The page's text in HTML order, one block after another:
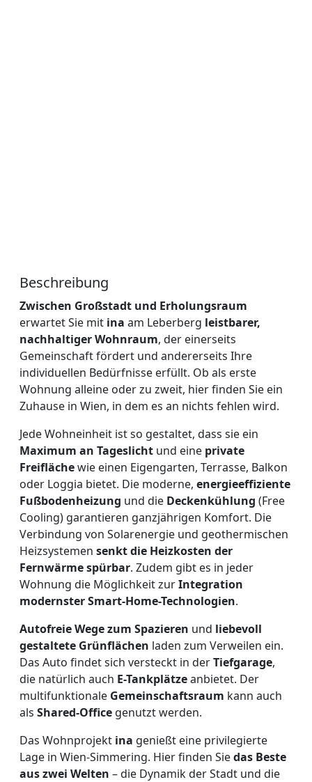
Beschreibung
Zwischen Großstadt und Erholungsraum
erwartet Sie mit ina am Leberberg leistbarer,
nachhaltiger Wohnraum, der einerseits
Gemeinschaft fördert und andererseits Ihre
individuellen Bedürfnisse erfüllt. Ob als erste
Wohnung alleine oder zu zweit, hier finden Sie ein
Zuhause in Wien, in dem es an nichts fehlen wird.
Jede Wohneinheit ist so gestaltet, dass sie ein
Maximum an Tageslicht und eine private
Freiflächewie einen Eigengarten, Terrasse, Balkon
oder Loggia bietet. Die moderne, energieeffiziente
Fußbodenheizung und die Deckenkühlung (Free
Cooling) garantieren ganzjährigen Komfort. Die
Verbindung von Solarenergie und geothermischen
Heizsystemen senkt die Heizkosten der
Fernwärme spürbar. Zudem gibt es in jeder
Wohnung die Möglichkeit zurIntegration
modernster Smart-Home-Technologien.
Autofreie Wege zum Spazieren und liebevoll
gestaltete Grünflächen laden zum Verweilen ein.
Das Auto findet sich versteckt in derTiefgarage,
die natürlich auch E-Tankplätzeanbietet. Der
multifunktionale Gemeinschaftsraum kann auch
als Shared-Office genutzt werden.
Das Wohnprojekt ina genießt eine privilegierte
Lage in Wien-Simmering. Hier finden Siedas Beste
aus zwei Welten – die Dynamik der Stadt und die